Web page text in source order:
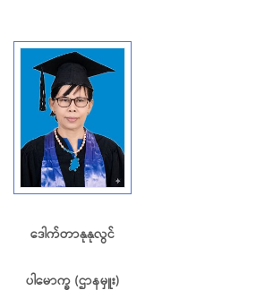
ဒေါက်တာနုနုလွင်
ပါမောက္ခ (ဌာနမှူး)